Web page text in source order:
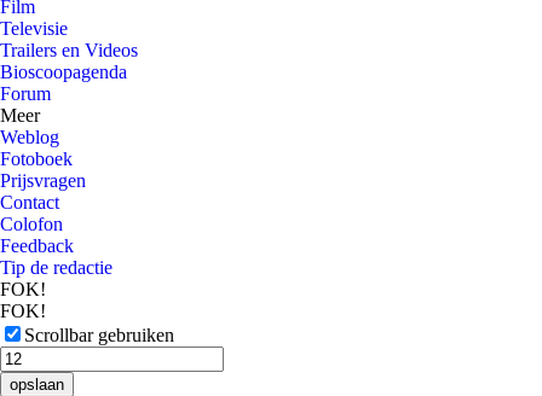
Film
Televisie
Trailers en Videos
Bioscoopagenda
Forum
Meer
Weblog
Fotoboek
Prijsvragen
Contact
Colofon
Feedback
Tip de redactie
FOK!
FOK!
Scrollbar gebruiken
opslaan